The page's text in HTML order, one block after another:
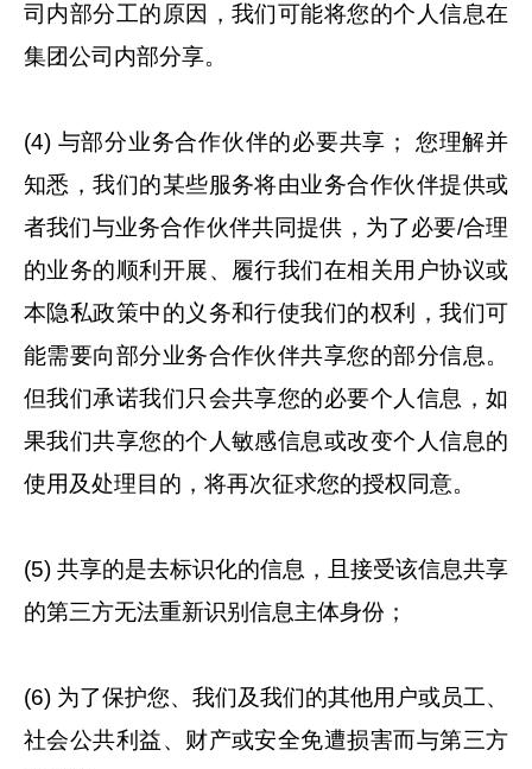
司内部分工的原因，我们可能将您的个人信息在
集团公司内部分享。
(4) 与部分业务合作伙伴的必要共享； 您理解并
知悉，我们的某些服务将由业务合作伙伴提供或
者我们与业务合作伙伴共同提供，为了必要/合理
的业务的顺利开展、履行我们在相关用户协议或
本隐私政策中的义务和行使我们的权利，我们可
能需要向部分业务合作伙伴共享您的部分信息。
但我们承诺我们只会共享您的必要个人信息，如
果我们共享您的个人敏感信息或改变个人信息的
使用及处理目的，将再次征求您的授权同意。
(5) 共享的是去标识化的信息，且接受该信息共享
的第三方无法重新识别信息主体身份；
(6) 为了保护您、我们及我们的其他用户或员工、
社会公共利益、财产或安全免遭损害而与第三方